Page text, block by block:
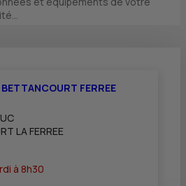
FERREE
LA FERREE
à 8h30